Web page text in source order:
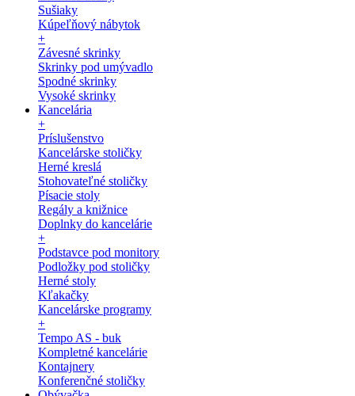
Sušiaky
Kúpeľňový nábytok
+
Závesné skrinky
Skrinky pod umývadlo
Spodné skrinky
Vysoké skrinky
Kancelária
+
Príslušenstvo
Kancelárske stoličky
Herné kreslá
Stohovateľné stoličky
Písacie stoly
Regály a knižnice
Doplnky do kancelárie
+
Podstavce pod monitory
Podložky pod stoličky
Herné stoly
Kľakačky
Kancelárske programy
+
Tempo AS - buk
Kompletné kancelárie
Kontajnery
Konferenčné stoličky